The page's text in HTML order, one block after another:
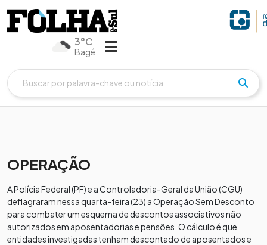
3°C
Bagé
OPERAÇÃO
A Polícia Federal (PF) e a Controladoria-Geral da União (CGU)
deflagraram nessa quarta-feira (23) a Operação Sem Desconto
para combater um esquema de descontos associativos não
autorizados em aposentadorias e pensões. O cálculo é que
entidades investigadas tenham descontado de aposentados e